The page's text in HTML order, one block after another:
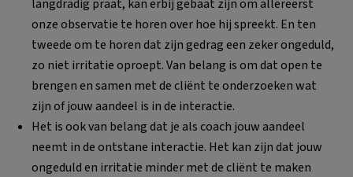
langdradig praat, kan erbij gebaat zijn om allereerst
onze observatie te horen over hoe hij spreekt. En ten
tweede om te horen dat zijn gedrag een zeker ongeduld,
zo niet irritatie oproept. Van belang is om dat open te
brengen en samen met de cliënt te onderzoeken wat
zijn of jouw aandeel is in de interactie.
Het is ook van belang dat je als coach jouw aandeel
neemt in de ontstane interactie. Het kan zijn dat jouw
ongeduld en irritatie minder met de cliënt te maken